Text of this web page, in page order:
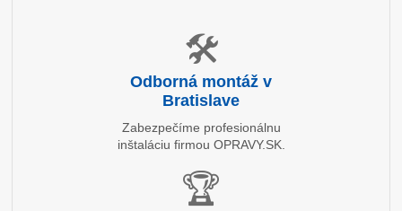
🛠️
Odborná montáž v
Bratislave
Zabezpečíme profesionálnu
inštaláciu firmou OPRAVY.SK.
🏆